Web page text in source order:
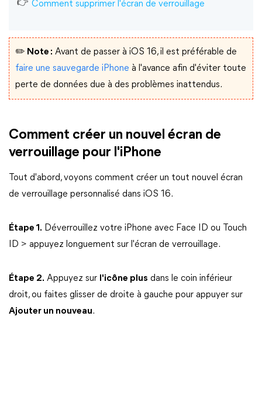
Comment supprimer l'écran de verrouillage
✏️ Note : Avant de passer à iOS 16, il est préférable de
faire une sauvegarde iPhone à l'avance afin d'éviter toute
perte de données due à des problèmes inattendus.
Comment créer un nouvel écran de
verrouillage pour l'iPhone
Tout d'abord, voyons comment créer un tout nouvel écran
de verrouillage personnalisé dans iOS 16.
Étape 1. Déverrouillez votre iPhone avec Face ID ou Touch
ID > appuyez longuement sur l'écran de verrouillage.
Étape 2. Appuyez sur l'icône plus dans le coin inférieur
droit, ou faites glisser de droite à gauche pour appuyer sur
Ajouter un nouveau.